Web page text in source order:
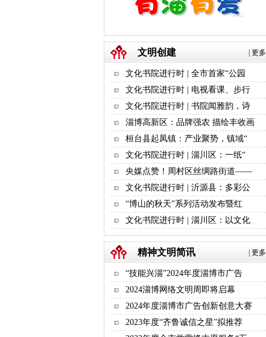
更多
文明创建
文化书院进行时 | 全市首家“公园
文化书院进行时 | 电视看课、步行
文化书院进行时 | 书院闻雅韵，诗
淄博高新区：品牌强农 描绘丰收画
桓台县起凤镇：产业聚势，镇域“
文化书院进行时 | 淄川区：一纸“
央媒点赞！周村区丝绸路街道——
文化书院进行时 | 沂源县：多彩公
“博山的秋天”系列活动发布暨红
文化书院进行时 | 淄川区：以文化
更多
精神文明简讯
“技能兴淄”2024年度淄博市广告
2024淄博网络文明周即将启幕
2024年度淄博市广告创新创意大赛
2023年度“齐鲁诚信之星”拟推荐